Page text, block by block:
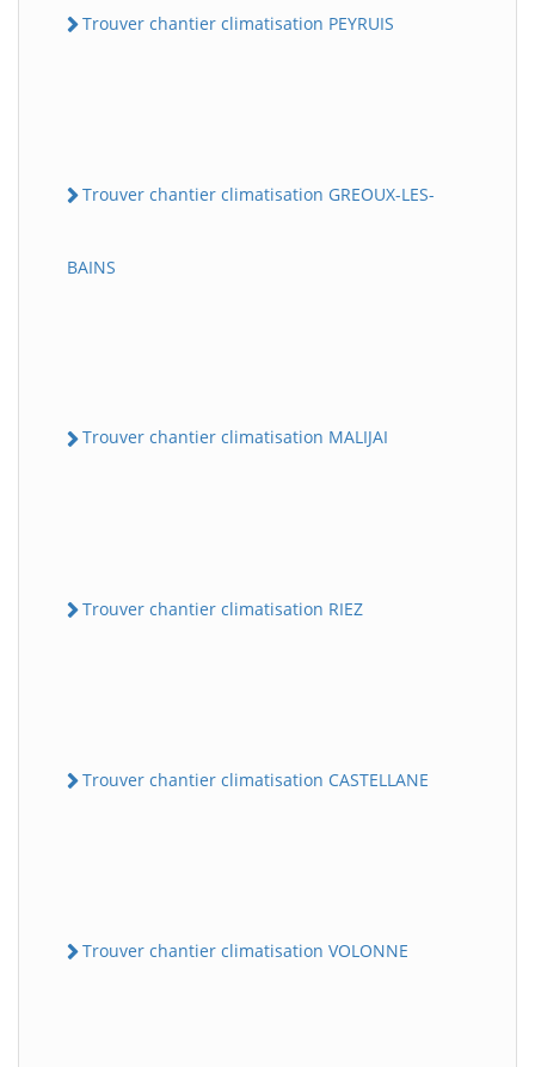
Trouver chantier climatisation PEYRUIS
Trouver chantier climatisation GREOUX-LES-
BAINS
Trouver chantier climatisation MALIJAI
Trouver chantier climatisation RIEZ
Trouver chantier climatisation CASTELLANE
Trouver chantier climatisation VOLONNE